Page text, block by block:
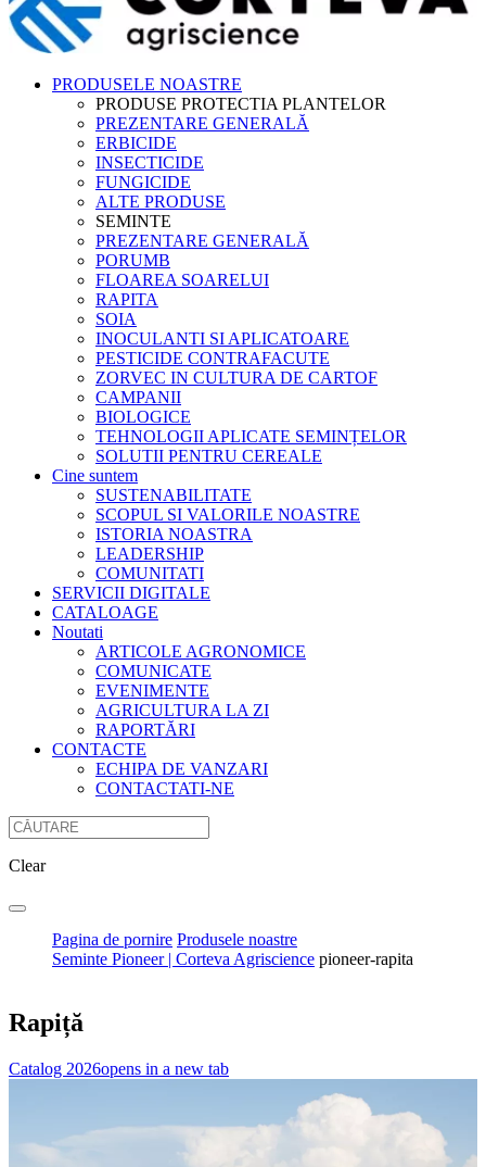
PRODUSELE NOASTRE
PRODUSE PROTECTIA PLANTELOR
PREZENTARE GENERALĂ
ERBICIDE
INSECTICIDE
FUNGICIDE
ALTE PRODUSE
SEMINTE
PREZENTARE GENERALĂ
PORUMB
FLOAREA SOARELUI
RAPITA
SOIA
INOCULANTI SI APLICATOARE
PESTICIDE CONTRAFACUTE
ZORVEC IN CULTURA DE CARTOF
CAMPANII
BIOLOGICE
TEHNOLOGII APLICATE SEMINȚELOR
SOLUTII PENTRU CEREALE
Cine suntem
SUSTENABILITATE
SCOPUL SI VALORILE NOASTRE
ISTORIA NOASTRA
LEADERSHIP
COMUNITATI
SERVICII DIGITALE
CATALOAGE
Noutati
ARTICOLE AGRONOMICE
COMUNICATE
EVENIMENTE
AGRICULTURA LA ZI
RAPORTĂRI
CONTACTE
ECHIPA DE VANZARI
CONTACTATI-NE
Clear
Pagina de pornire Produsele noastre
Seminte Pioneer | Corteva Agriscience pioneer-rapita
Rapiță
Catalog 2026opens in a new tab